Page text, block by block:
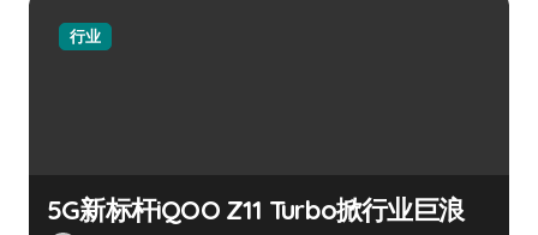
行业
5G新标杆iQOO Z11 Turbo掀行业巨浪